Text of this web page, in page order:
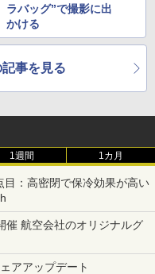
ラバッグ”で撮影に出
かける
記事を見る
1週間 1カ月
：高密閉で保冷効果が高い
催 航空会社のオリジナルグ
ェアアップデート